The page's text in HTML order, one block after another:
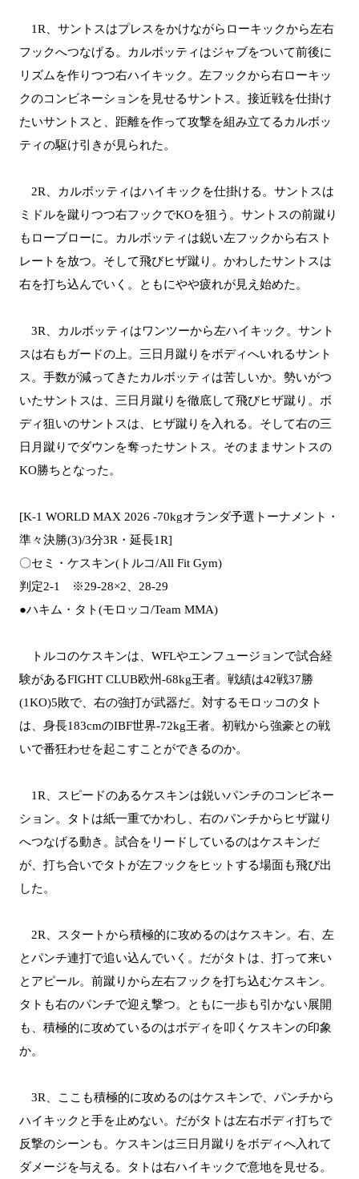
1R、サントスはプレスをかけながらローキックから左右
フックへつなげる。カルボッティはジャブをついて前後に
リズムを作りつつ右ハイキック。左フックから右ローキッ
クのコンビネーションを見せるサントス。接近戦を仕掛け
たいサントスと、距離を作って攻撃を組み立てるカルボッ
ティの駆け引きが見られた。
2R、カルボッティはハイキックを仕掛ける。サントスは
ミドルを蹴りつつ右フックでKOを狙う。サントスの前蹴り
もローブローに。カルボッティは鋭い左フックから右スト
レートを放つ。そして飛びヒザ蹴り。かわしたサントスは
右を打ち込んでいく。ともにやや疲れが見え始めた。
3R、カルボッティはワンツーから左ハイキック。サント
スは右もガードの上。三日月蹴りをボディへいれるサント
ス。手数が減ってきたカルボッティは苦しいか。勢いがつ
いたサントスは、三日月蹴りを徹底して飛びヒザ蹴り。ボ
ディ狙いのサントスは、ヒザ蹴りを入れる。そして右の三
日月蹴りでダウンを奪ったサントス。そのままサントスの
KO勝ちとなった。
[K-1 WORLD MAX 2026 -70kgオランダ予選トーナメント・
準々決勝(3)/3分3R・延長1R]
〇セミ・ケスキン(トルコ/All Fit Gym)
判定2-1 ※29-28×2、28-29
●ハキム・タト(モロッコ/Team MMA)
トルコのケスキンは、WFLやエンフュージョンで試合経
験があるFIGHT CLUB欧州-68kg王者。戦績は42戦37勝
(1KO)5敗で、右の強打が武器だ。対するモロッコのタト
は、身長183cmのIBF世界-72kg王者。初戦から強豪との戦
いで番狂わせを起こすことができるのか。
1R、スピードのあるケスキンは鋭いパンチのコンビネー
ション。タトは紙一重でかわし、右のパンチからヒザ蹴り
へつなげる動き。試合をリードしているのはケスキンだ
が、打ち合いでタトが左フックをヒットする場面も飛び出
した。
2R、スタートから積極的に攻めるのはケスキン。右、左
とパンチ連打で追い込んでいく。だがタトは、打って来い
とアピール。前蹴りから左右フックを打ち込むケスキン。
タトも右のパンチで迎え撃つ。ともに一歩も引かない展開
も、積極的に攻めているのはボディを叩くケスキンの印象
か。
3R、ここも積極的に攻めるのはケスキンで、パンチから
ハイキックと手を止めない。だがタトは左右ボディ打ちで
反撃のシーンも。ケスキンは三日月蹴りをボディへ入れて
ダメージを与える。タトは右ハイキックで意地を見せる。